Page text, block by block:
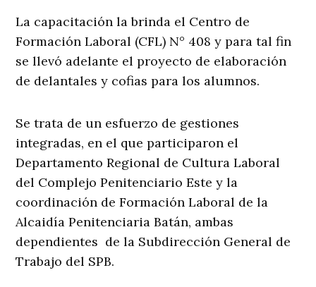
La capacitación la brinda el Centro de
Formación Laboral (CFL) N° 408 y para tal fin
se llevó adelante el proyecto de elaboración
de delantales y cofias para los alumnos.
Se trata de un esfuerzo de gestiones
integradas, en el que participaron el
Departamento Regional de Cultura Laboral
del Complejo Penitenciario Este y la
coordinación de Formación Laboral de la
Alcaidía Penitenciaria Batán, ambas
dependientes de la Subdirección General de
Trabajo del SPB.